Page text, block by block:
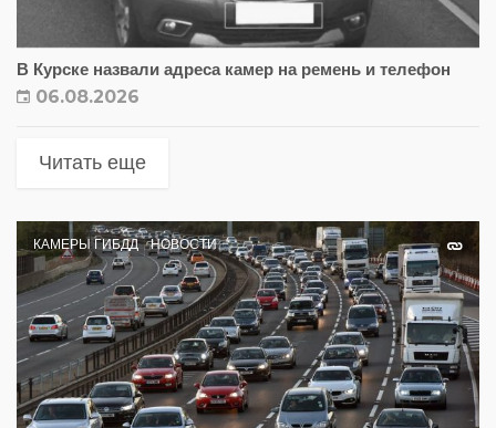
В Курске назвали адреса камер на ремень и телефон
06.08.2026
Читать еще
КАМЕРЫ ГИБДД НОВОСТИ